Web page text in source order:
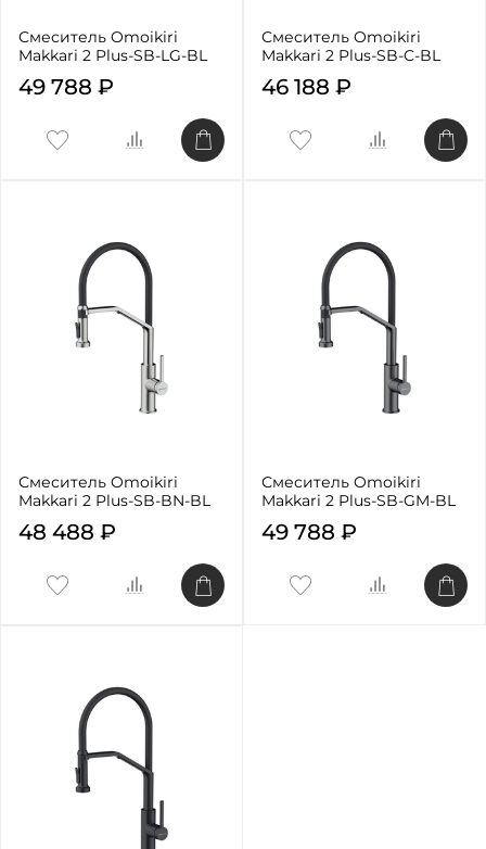
Смеситель Omoikiri
Makkari 2 Plus-SB-LG-BL
49 788 ₽
Смеситель Omoikiri
Makkari 2 Plus-SB-C-BL
46 188 ₽
Смеситель Omoikiri
Makkari 2 Plus-SB-BN-BL
48 488 ₽
Смеситель Omoikiri
Makkari 2 Plus-SB-GM-BL
49 788 ₽